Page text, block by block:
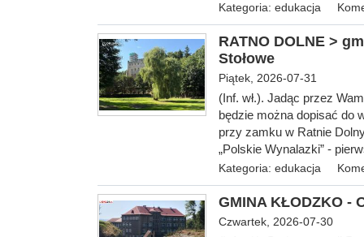
Kategoria: edukacja
RATNO DOLNE >
Stołowe
Piątek, 2026-07-31
(Inf. wł.). Jadąc przez
będzie można dopisać do
przy zamku w Ratnie
„Polskie Wynalazki” -
Kategoria: edukacja
GMINA KŁODZKO -
Czwartek, 2026-07-30